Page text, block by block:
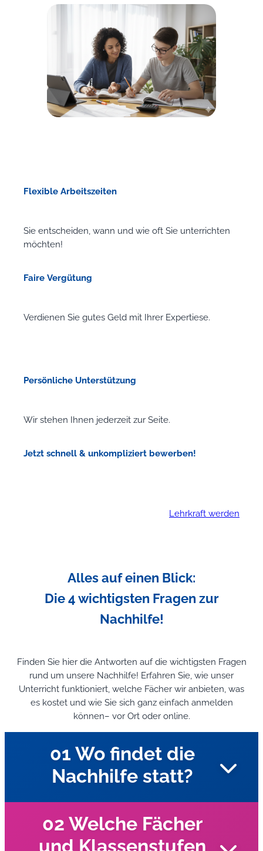
Flexible Arbeitszeiten
Sie entscheiden, wann und wie oft Sie unterrichten
möchten!
Faire Vergütung
Verdienen Sie gutes Geld mit Ihrer Expertiese.
Persönliche Unterstützung
Wir stehen Ihnen jederzeit zur Seite.
Jetzt schnell & unkompliziert bewerben!
Lehrkraft werden
Alles auf einen Blick:
Die 4 wichtigsten Fragen zur
Nachhilfe!
Finden Sie hier die Antworten auf die wichtigsten Fragen
rund um unsere Nachhilfe! Erfahren Sie, wie unser
Unterricht funktioniert, welche Fächer wir anbieten, was
es kostet und wie Sie sich ganz einfach anmelden
können– vor Ort oder online.
01 Wo findet die
Nachhilfe statt?
Unsere Nachhilfelehrer kommen zu Ihnen nach Hause
02 Welche Fächer
und Klassenstufen